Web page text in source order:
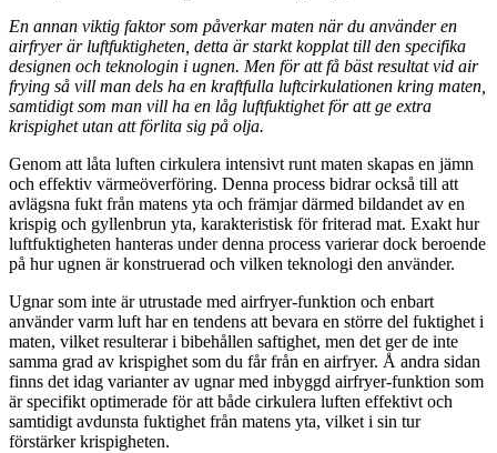
En annan viktig faktor som påverkar maten när du använder en
airfryer är luftfuktigheten, detta är starkt kopplat till den specifika
designen och teknologin i ugnen. Men för att få bäst resultat vid air
frying så vill man dels ha en kraftfulla luftcirkulationen kring maten,
samtidigt som man vill ha en låg luftfuktighet för att ge extra
krispighet utan att förlita sig på olja.
Genom att låta luften cirkulera intensivt runt maten skapas en jämn
och effektiv värmeöverföring. Denna process bidrar också till att
avlägsna fukt från matens yta och främjar därmed bildandet av en
krispig och gyllenbrun yta, karakteristisk för friterad mat. Exakt hur
luftfuktigheten hanteras under denna process varierar dock beroende
på hur ugnen är konstruerad och vilken teknologi den använder.
Ugnar som inte är utrustade med airfryer-funktion och enbart
använder varm luft har en tendens att bevara en större del fuktighet i
maten, vilket resulterar i bibehållen saftighet, men det ger de inte
samma grad av krispighet som du får från en airfryer. Å andra sidan
finns det idag varianter av ugnar med inbyggd airfryer-funktion som
är specifikt optimerade för att både cirkulera luften effektivt och
samtidigt avdunsta fuktighet från matens yta, vilket i sin tur
förstärker krispigheten.